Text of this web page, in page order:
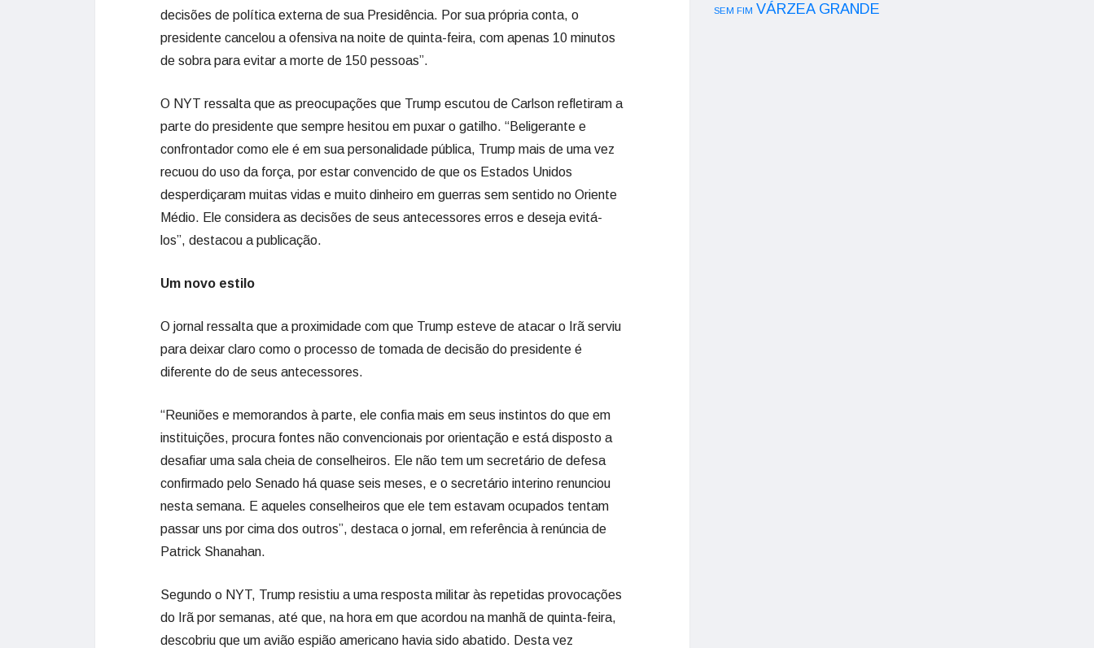
decisões de política externa de sua Presidência. Por sua própria conta, o
presidente cancelou a ofensiva na noite de quinta-feira, com apenas 10 minutos
de sobra para evitar a morte de 150 pessoas”.
O NYT ressalta que as preocupações que Trump escutou de Carlson refletiram a
parte do presidente que sempre hesitou em puxar o gatilho. “Beligerante e
confrontador como ele é em sua personalidade pública, Trump mais de uma vez
recuou do uso da força, por estar convencido de que os Estados Unidos
desperdiçaram muitas vidas e muito dinheiro em guerras sem sentido no Oriente
Médio. Ele considera as decisões de seus antecessores erros e deseja evitá-
los”, destacou a publicação.
Um novo estilo
O jornal ressalta que a proximidade com que Trump esteve de atacar o Irã serviu
para deixar claro como o processo de tomada de decisão do presidente é
diferente do de seus antecessores.
“Reuniões e memorandos à parte, ele confia mais em seus instintos do que em
instituições, procura fontes não convencionais por orientação e está disposto a
desafiar uma sala cheia de conselheiros. Ele não tem um secretário de defesa
confirmado pelo Senado há quase seis meses, e o secretário interino renunciou
nesta semana. E aqueles conselheiros que ele tem estavam ocupados tentam
passar uns por cima dos outros”, destaca o jornal, em referência à renúncia de
Patrick Shanahan.
Segundo o NYT, Trump resistiu a uma resposta militar às repetidas provocações
do Irã por semanas, até que, na hora em que acordou na manhã de quinta-feira,
descobriu que um avião espião americano havia sido abatido. Desta vez
SEM FIM VÁRZEA GRANDE